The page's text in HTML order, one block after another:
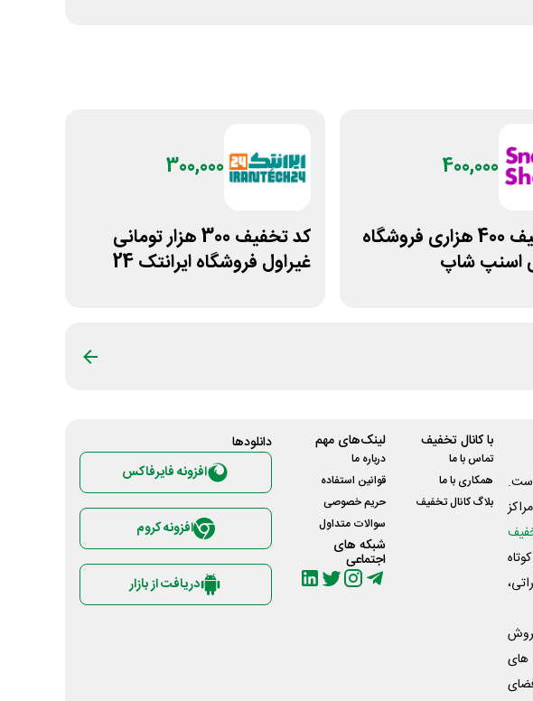
400,000
کد تخفیف 400 هزاری فروشگاه
اسنپ شاپ
300,000
کد تخفیف 300 هزار تومانی
غیراول فروشگاه ایرانتک 24
های
با کانال تخفیف
تماس با ما
همکاری با ما
بلاگ کانال تخفیف
لینک‌های مهم
درباره ما
قوانین استفاده
حریم خصوصی
سوالات متداول
شبکه های
اجتماعی
دانلود‌ها
افزونه فایرفاکس
افزونه کروم
دریافت از بازار